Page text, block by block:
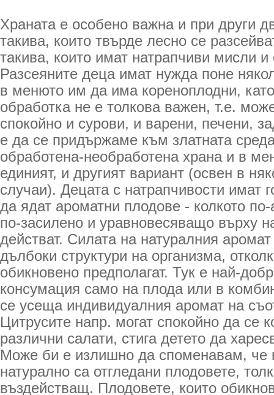
Храната е особено важна и при други
такива, които твърде лесно се
такива, които имат натрапчиви мисли
Разсеяните деца имат нужда поне
в менюто им да има кореноплодни,
обработка не е толкова важен, т.е.
спокойно и сурови, и варени, печени,
е да се придържаме към златната
обработена-необработена храна и в
единият, и другият вариант (освен в
случаи). Децата с натрапчивости имат
да ядат ароматни плодове - колкото
по-засилено и уравновесяващо върху
действат. Силата на натуралния
дълбоки структури на организма,
обикновено предполагат. Тук е най-
консумация само на плода или в
се усеща индивидуалния аромат на
Цитрусите напр. могат спокойно да се
различни салати, стига детето да
Може би е излишно да споменавам, че
натурално са отгледани плодовете,
въздействащ. Плодовете, които